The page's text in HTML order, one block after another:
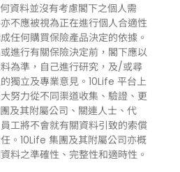
資料並沒有考慮閣下之個人需
不應被視為正在進行個人合適性
任何購買保險產品決定的依據。
進行有關保險決定前，閣下應以
為準，自己進行研究，及/或尋
獨立及專業意見。10Life 平台上
努力從不同渠道收集、驗證、更
及其附屬公司、關連人士、代
工將不會就有關資料引致的索償
。10Life 集團及其附屬公司亦概
料之準確性、完整性和適時性。